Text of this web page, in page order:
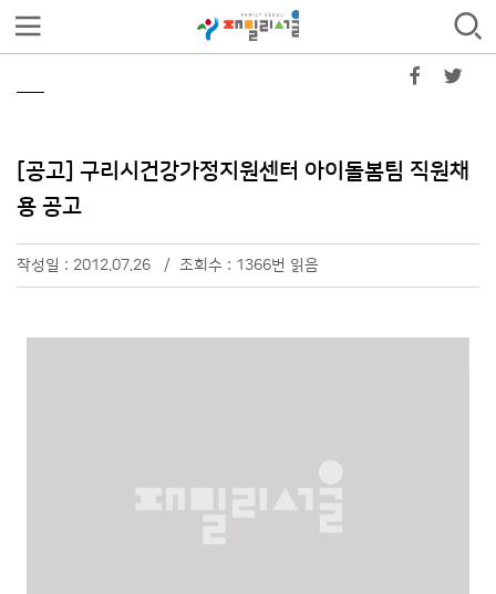
[공고] 구리시건강가정지원센터 아이돌봄팀 직원채
용 공고
작성일 : 2012.07.26 / 조회수 : 1366번 읽음